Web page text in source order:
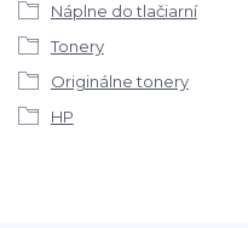
Náplne do tlačiarní
Tonery
Originálne tonery
HP